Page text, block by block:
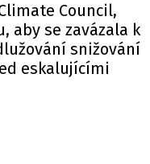
Council,
aby se zavázala k
snižování
eskalujícími